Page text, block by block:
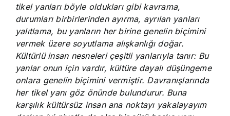
tikel yanları böyle oldukları gibi kavrama,
durumları birbirlerinden ayırma, ayrılan yanları
yalıtlama, bu yanların her birine genelin biçimini
vermek üzere soyutlama alışkanlığı doğar.
Kültürlü insan nesneleri çeşitli yanlarıyla tanır: Bu
yanlar onun için vardır, kültüre dayalı düşüngeme
onlara genelin biçimini vermiştir. Davranışlarında
her tikel yanı göz önünde bulundurur. Buna
karşılık kültürsüz insan ana noktayı yakalayayım